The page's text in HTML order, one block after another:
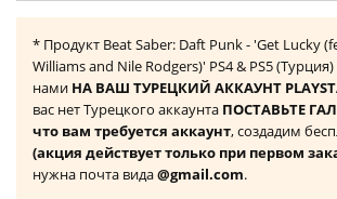
* Продукт Beat Saber: Daft Punk - 'Get Lucky
Williams and Nile Rodgers)' PS4 & PS5
нами НА ВАШ ТУРЕЦКИЙ АККАУНТ
вас нет Турецкого аккаунта ПОСТАВЬТЕ
что вам требуется аккаунт, создадим
(акция действует только при первом
нужна почта вида@gmail.com.